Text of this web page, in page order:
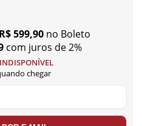
R$ 599,90 no Boleto
com juros de 2%
chegar